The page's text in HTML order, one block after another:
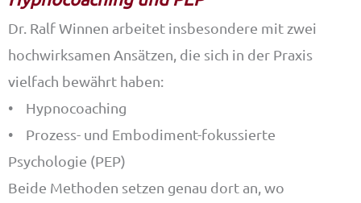
Dr. Ralf Winnen arbeitet insbesondere mit zwei
hochwirksamen Ansätzen, die sich in der Praxis
vielfach bewährt haben:
• Hypnocoaching
• Prozess- und Embodiment-fokussierte
Psychologie (PEP)
Beide Methoden setzen genau dort an, wo